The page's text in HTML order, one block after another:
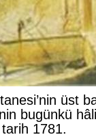
üst
bugünkü
1781.